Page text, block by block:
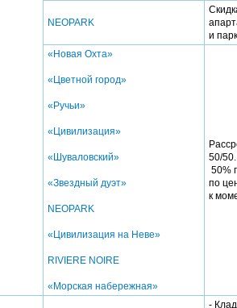
NEOPARK
и
«Новая Охта»
«Цветной город»
«Ручьи»
«Цивилизация»
«Шуваловский»
«Звездный дуэт»
NEOPARK
«Цивилизация на Неве»
RIVIERE NOIRE
«Морская набережная»
50/
50%
по
к
-